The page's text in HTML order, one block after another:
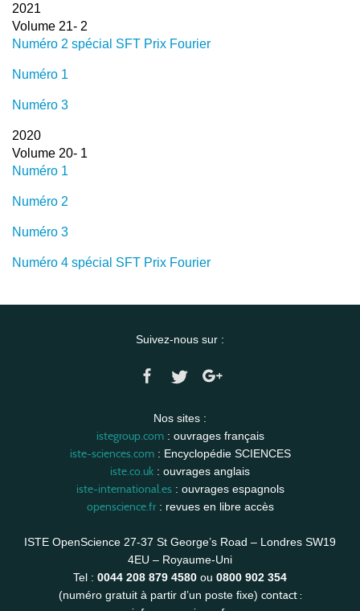
2021
Volume 21- 2
Numéro 2 spécial SFT Prix Fourier
Numéro 1
Numéro 3
2020
Volume 20- 1
Numéro 1
Numéro 2
Numéro 3
Numéro 4 spécial SFT Prix Fourier
Suivez-nous sur :
Nos sites :
istegroup.com: ouvrages français
iste-sciences.com: Encyclopédie SCIENCES
iste.co.uk : ouvrages anglais
iste-international.es: ouvrages espagnols
openscience.fr: revues en libre accès
ISTE OpenScience 27-37 St George’s Road – Londres SW19
4EU – Royaume-Uni
Tel : 0044 208 879 4580 ou 0800 902 354
(numéro gratuit à partir d’un poste fixe) contact :